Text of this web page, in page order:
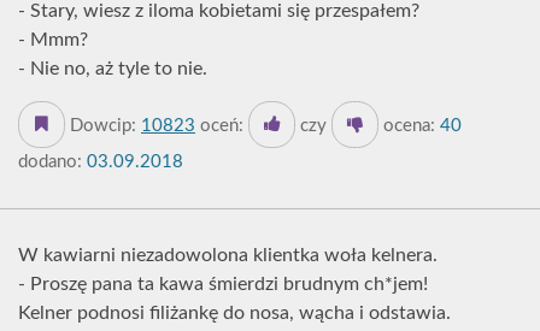
- Stary, wiesz z iloma kobietami się przespałem?
- Mmm?
- Nie no, aż tyle to nie.
Dowcip: 10823 oceń: czy ocena: 40
dodano: 03.09.2018
W kawiarni niezadowolona klientka woła kelnera.
- Proszę pana ta kawa śmierdzi brudnym ch*jem!
Kelner podnosi filiżankę do nosa, wącha i odstawia.